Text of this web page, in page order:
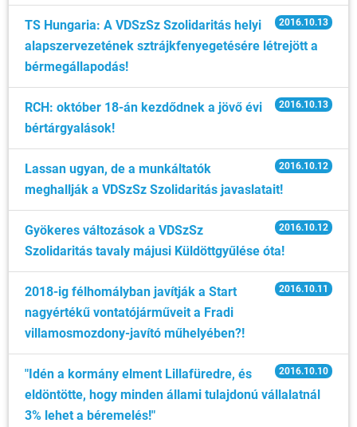
2016.10.13
TS Hungaria: A VDSzSz Szolidaritás helyi
alapszervezetének sztrájkfenyegetésére létrejött a
bérmegállapodás!
2016.10.13
RCH: október 18-án kezdődnek a jövő évi
bértárgyalások!
2016.10.12
Lassan ugyan, de a munkáltatók
meghallják a VDSzSz Szolidaritás javaslatait!
2016.10.12
Gyökeres változások a VDSzSz
Szolidaritás tavaly májusi Küldöttgyűlése óta!
2016.10.11
2018-ig félhomályban javítják a Start
nagyértékű vontatójárműveit a Fradi
villamosmozdony-javító műhelyében?!
2016.10.10
"Idén a kormány elment Lillafüredre, és
eldöntötte, hogy minden állami tulajdonú vállalatnál
3% lehet a béremelés!"